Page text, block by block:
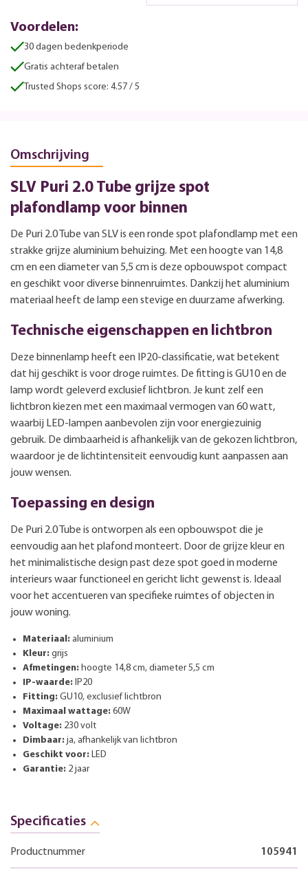
Voordelen:
30 dagen bedenkperiode
Gratis achteraf betalen
Trusted Shops score: 4.57 / 5
Omschrijving
SLV Puri 2.0 Tube grijze spot
plafondlamp voor binnen
De Puri 2.0 Tube van SLV is een ronde spot plafondlamp met een
strakke grijze aluminium behuizing. Met een hoogte van 14,8
cm en een diameter van 5,5 cm is deze opbouwspot compact
en geschikt voor diverse binnenruimtes. Dankzij het aluminium
materiaal heeft de lamp een stevige en duurzame afwerking.
Technische eigenschappen en lichtbron
Deze binnenlamp heeft een IP20-classificatie, wat betekent
dat hij geschikt is voor droge ruimtes. De fitting is GU10 en de
lamp wordt geleverd exclusief lichtbron. Je kunt zelf een
lichtbron kiezen met een maximaal vermogen van 60 watt,
waarbij LED-lampen aanbevolen zijn voor energiezuinig
gebruik. De dimbaarheid is afhankelijk van de gekozen lichtbron,
waardoor je de lichtintensiteit eenvoudig kunt aanpassen aan
jouw wensen.
Toepassing en design
De Puri 2.0 Tube is ontworpen als een opbouwspot die je
eenvoudig aan het plafond monteert. Door de grijze kleur en
het minimalistische design past deze spot goed in moderne
interieurs waar functioneel en gericht licht gewenst is. Ideaal
voor het accentueren van specifieke ruimtes of objecten in
jouw woning.
Materiaal: aluminium
Kleur: grijs
Afmetingen: hoogte 14,8 cm, diameter 5,5 cm
IP-waarde: IP20
Fitting: GU10, exclusief lichtbron
Maximaal wattage: 60W
Voltage: 230 volt
Dimbaar: ja, afhankelijk van lichtbron
Geschikt voor: LED
Garantie: 2 jaar
Specificaties
Productnummer 105941